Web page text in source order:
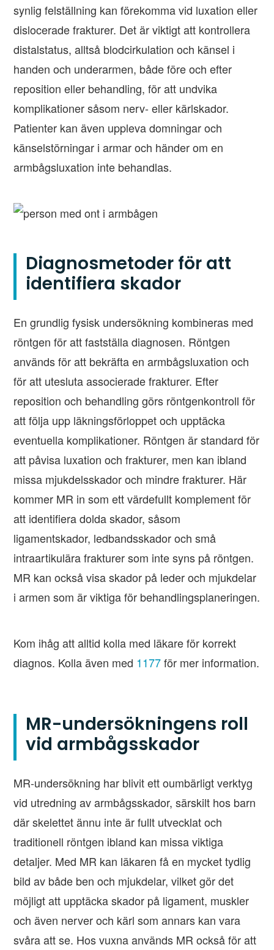
synlig felställning kan förekomma vid luxation eller
dislocerade frakturer. Det är viktigt att kontrollera
distalstatus, alltså blodcirkulation och känsel i
handen och underarmen, både före och efter
reposition eller behandling, för att undvika
komplikationer såsom nerv- eller kärlskador.
Patienter kan även uppleva domningar och
känselstörningar i armar och händer om en
armbågsluxation inte behandlas.
Diagnosmetoder för att
identifiera skador
En grundlig fysisk undersökning kombineras med
röntgen för att fastställa diagnosen. Röntgen
används för att bekräfta en armbågsluxation och
för att utesluta associerade frakturer. Efter
reposition och behandling görs röntgenkontroll för
att följa upp läkningsförloppet och upptäcka
eventuella komplikationer. Röntgen är standard för
att påvisa luxation och frakturer, men kan ibland
missa mjukdelsskador och mindre frakturer. Här
kommer MR in som ett värdefullt komplement för
att identifiera dolda skador, såsom
ligamentskador, ledbandsskador och små
intraartikulära frakturer som inte syns på röntgen.
MR kan också visa skador på leder och mjukdelar
i armen som är viktiga för behandlingsplaneringen.
Kom ihåg att alltid kolla med läkare för korrekt
diagnos. Kolla även med 1177för mer information.
MR-undersökningens roll
vid armbågsskador
MR-undersökning har blivit ett oumbärligt verktyg
vid utredning av armbågsskador, särskilt hos barn
där skelettet ännu inte är fullt utvecklat och
traditionell röntgen ibland kan missa viktiga
detaljer. Med MR kan läkaren få en mycket tydlig
bild av både ben och mjukdelar, vilket gör det
möjligt att upptäcka skador på ligament, muskler
och även nerver och kärl som annars kan vara
svåra att se. Hos vuxna används MR också för att